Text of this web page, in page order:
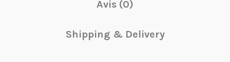
Avis (0)
Shipping & Delivery